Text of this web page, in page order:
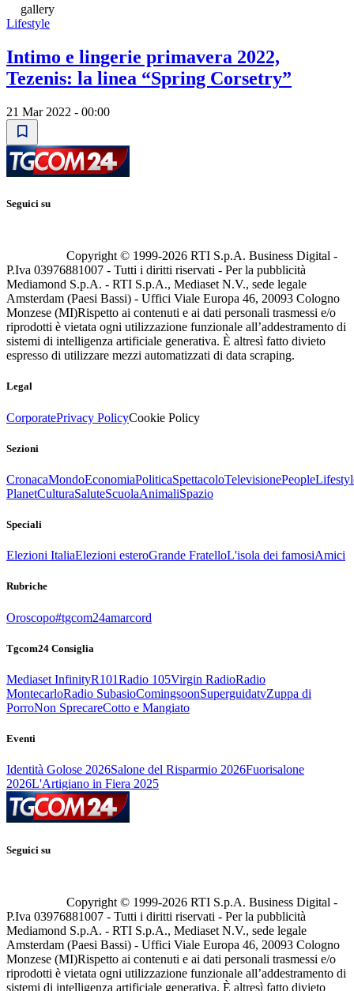
gallery
Lifestyle
Intimo e lingerie primavera 2022,
Tezenis: la linea “Spring Corsetry”
21 Mar 2022 - 00:00
Seguici su
Copyright © 1999-2026 RTI S.p.A. Business Digital -
P.Iva 03976881007 - Tutti i diritti riservati - Per la pubblicità
Mediamond S.p.A. - RTI S.p.A., Mediaset N.V., sede legale
Amsterdam (Paesi Bassi) - Uffici Viale Europa 46, 20093 Cologno
Monzese (MI)Rispetto ai contenuti e ai dati personali trasmessi e/o
riprodotti è vietata ogni utilizzazione funzionale all’addestramento di
sistemi di intelligenza artificiale generativa. È altresì fatto divieto
espresso di utilizzare mezzi automatizzati di data scraping.
Legal
CorporatePrivacy PolicyCookie Policy
Sezioni
CronacaMondoEconomiaPoliticaSpettacoloTelevisionePeople
PlanetCulturaSaluteScuolaAnimaliSpazio
Speciali
Elezioni ItaliaElezioni esteroGrande FratelloL'isola dei famosiAmici
Rubriche
Oroscopo#tgcom24amarcord
Tgcom24 Consiglia
Mediaset InfinityR101Radio 105Virgin RadioRadio
MontecarloRadio SubasioComingsoonSuperguidatvZuppa di
PorroNon SprecareCotto e Mangiato
Eventi
Identità Golose 2026Salone del Risparmio 2026Fuorisalone
2026L'Artigiano in Fiera 2025
Seguici su
Copyright © 1999-2026 RTI S.p.A. Business Digital -
P.Iva 03976881007 - Tutti i diritti riservati - Per la pubblicità
Mediamond S.p.A. - RTI S.p.A., Mediaset N.V., sede legale
Amsterdam (Paesi Bassi) - Uffici Viale Europa 46, 20093 Cologno
Monzese (MI)Rispetto ai contenuti e ai dati personali trasmessi e/o
riprodotti è vietata ogni utilizzazione funzionale all’addestramento di
sistemi di intelligenza artificiale generativa. È altresì fatto divieto